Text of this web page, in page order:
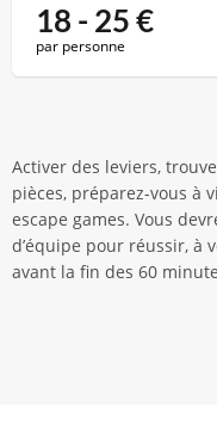
18 - 25€
par personne
Activer des leviers,
pièces, préparez-vous à
escape games. Vous
d’équipe pour réussir, à
avant la fin des 60